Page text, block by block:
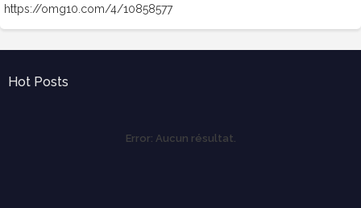
https://omg10.com/4/10858577
Hot Posts
Error: Aucun résultat.